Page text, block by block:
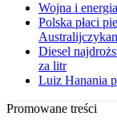
Wojna i
Polska płaci
Diesel
za litr
Luiz Hanania
Promowane treści